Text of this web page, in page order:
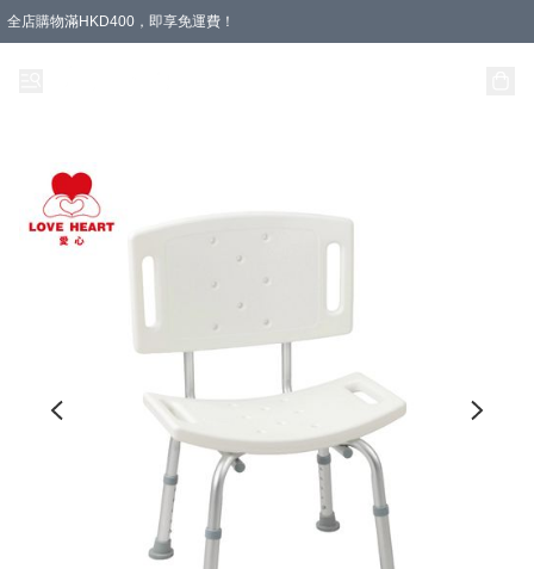
全店購物滿HKD400，即享免運費！